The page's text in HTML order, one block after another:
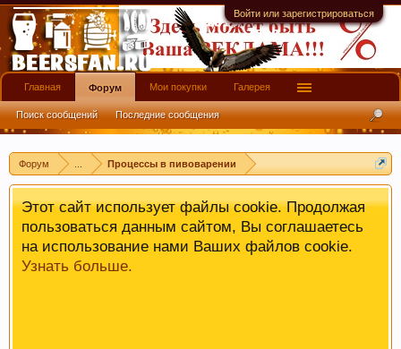
Войти или зарегистрироваться
Форум Процессы в пивоварении
имеют информационной ценности! СПАСИБО
Этот сайт использует файлы cookie. Продолжая
пользоваться данным сайтом, Вы соглашаетесь
на использование нами Ваших файлов cookie.
Узнать больше.
Главная Форум
Поиск сообщений Последние сообщения
Мои покупки Галерея